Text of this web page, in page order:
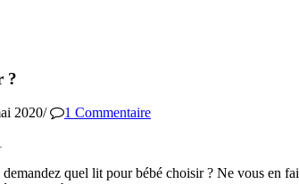
?
2020/
1 Commentaire
quel lit pour bébé choisir ? Ne vous en